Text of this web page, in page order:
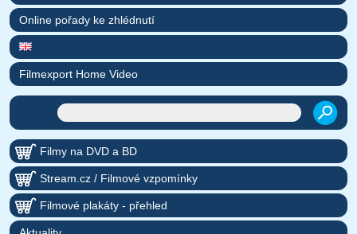
Online pořady ke zhlédnutí
Filmexport Home Video
Filmy na DVD a BD
Stream.cz / Filmové vzpomínky
Filmové plakáty - přehled